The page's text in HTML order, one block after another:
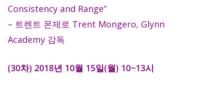
Consistency and Range”
– 트렌트 몬제로 Trent Mongero, Glynn
Academy 감독
(30차) 2018년 10월 15일(월) 10~13시